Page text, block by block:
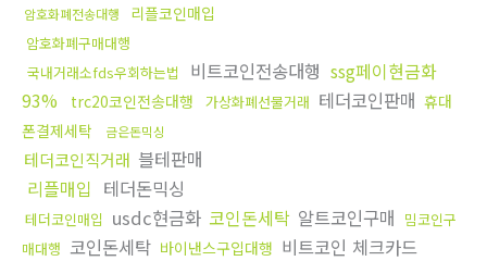
암호화폐전송대행 리플코인매입
암호화폐구매대행
국내거래소fds우회하는법
비트코인전송대행 ssg페이현금화
93%
trc20코인전송대행 가상화폐선물거래 테더코인판매 휴대
폰결제세탁
금은돈믹싱
테더코인직거래 블테판매
리플매입 테더돈믹싱
테더코인매입 usdc현금화 코인돈세탁 알트코인구매 밈코인구
매대행 코인돈세탁 바이낸스구입대행 비트코인 체크카드